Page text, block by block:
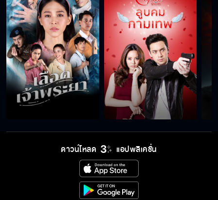
ลูกผู้ชายเลือดเดือด EP.13
ลูกผู้ชายเลือดเดือด EP.14
ลูกผู้ชายเลือดเดือด EP.15
ลูกผู้ชายเลือดเดือด EP.16
ลูกผู้ชายเลือดเดือด EP.17
ดาวน์โหลด แอปพลิเคชั่น